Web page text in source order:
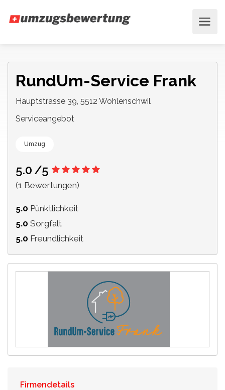
RundUm-Service Frank
Hauptstrasse 39, 5512 Wohlenschwil
Serviceangebot
Umzug
5.0 /5
(1 Bewertungen)
5.0 Pünktlichkeit
5.0 Sorgfalt
5.0 Freundlichkeit
Firmendetails